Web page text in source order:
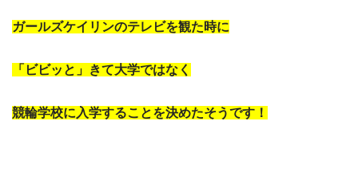
ガールズケイリンのテレビを観た時に
「ビビッと」きて大学ではなく
競輪学校に入学することを決めたそうです！